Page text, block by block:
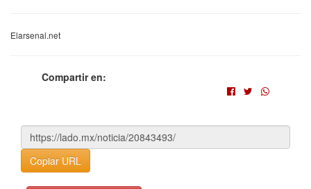
Elarsenal.net
Compartir en:
Copiar URL